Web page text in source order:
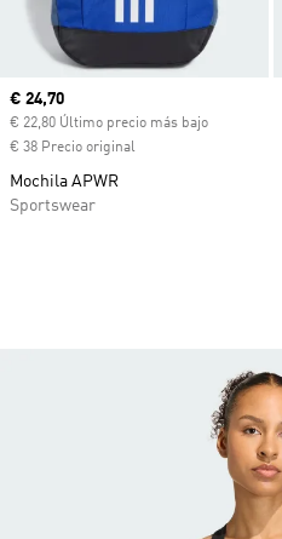
Precio actual
€ 24,70
€ 22,80 Último precio más bajo
€ 38 Precio original
Mochila APWR
Sportswear